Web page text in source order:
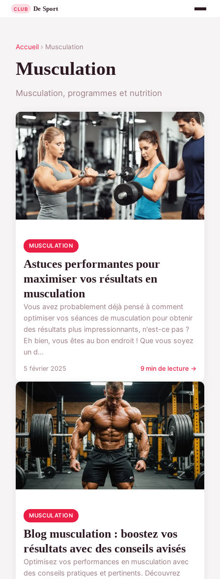
Accueil › Musculation
Musculation
Musculation, programmes et nutrition
MUSCULATION
Astuces performantes pour
maximiser vos résultats en
musculation
Vous avez probablement déjà pensé à comment
optimiser vos séances de musculation pour obtenir
des résultats plus impressionnants, n'est-ce pas ?
Eh bien, vous êtes au bon endroit ! Que vous soyez
un d...
5 février 2025 9 min de lecture →
MUSCULATION
Blog musculation : boostez vos
résultats avec des conseils avisés
Optimisez vos performances en musculation avec
des conseils pratiques et pertinents. Découvrez